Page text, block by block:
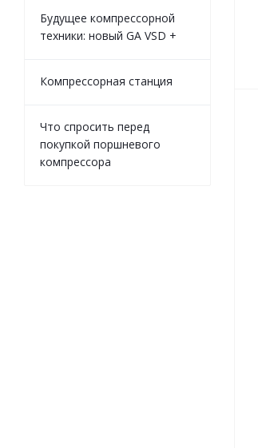
Будущее компрессорной
техники: новый GA VSD +
Компрессорная станция
Что спросить перед
покупкой поршневого
компрессора